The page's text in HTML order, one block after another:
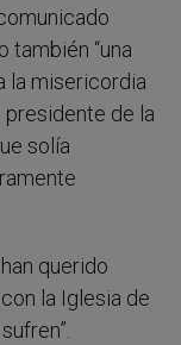
también “una
la misericordia
presidente de la
solía
querido
la Iglesia de